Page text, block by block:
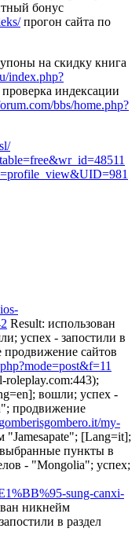
бонус
прогон сайта по
на скидку книга
index.php?
проверка индексации
bbs/home.php?
Result: использован
успех - запостили в
продвижение сайтов
вошли; успех -
продвижение
my-
"Jamesapate"; [Lang=it];
пункты в
- "Mongolia"; успех;
sung-canxi-
никнейм
в раздел